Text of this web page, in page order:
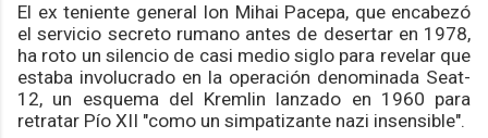
El ex teniente general Ion Mihai Pacepa, que encabezó
el servicio secreto rumano antes de desertar en 1978,
ha roto un silencio de casi medio siglo para revelar que
estaba involucrado en la operación denominada Seat-
12, un esquema del Kremlin lanzado en 1960 para
retratar Pío XII "como un simpatizante nazi insensible".